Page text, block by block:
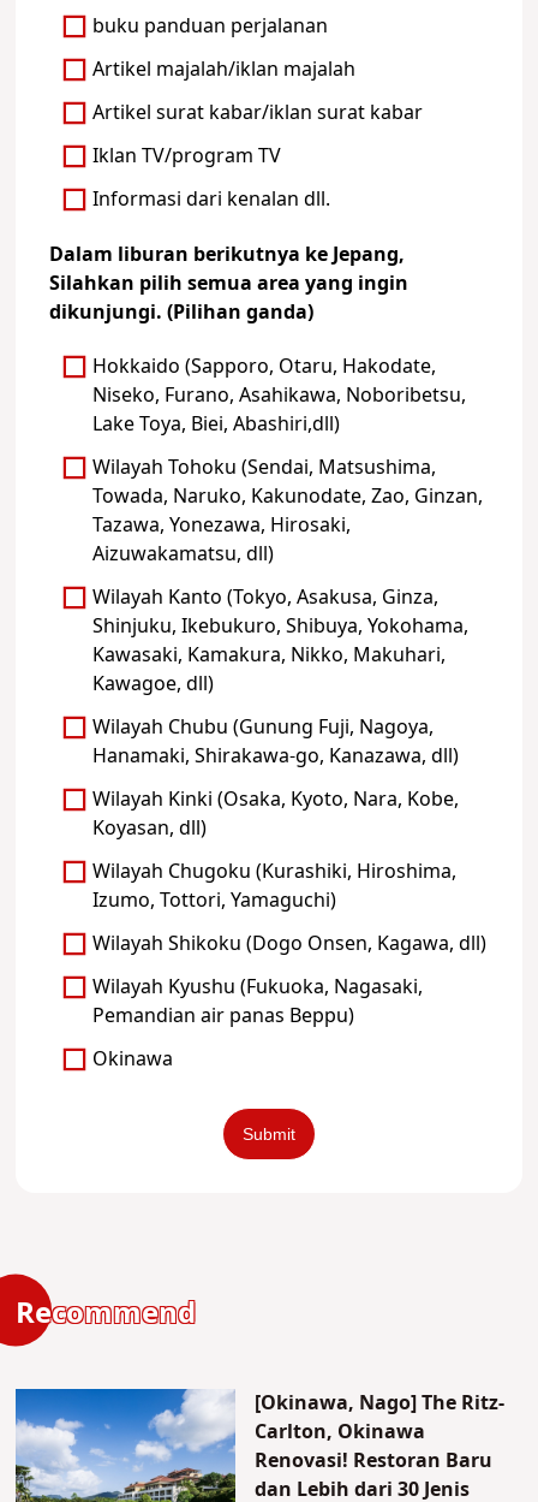
buku panduan perjalanan
Artikel majalah/iklan majalah
Artikel surat kabar/iklan surat kabar
Iklan TV/program TV
Informasi dari kenalan dll.
Dalam liburan berikutnya ke Jepang,
Silahkan pilih semua area yang ingin
dikunjungi. (Pilihan ganda)
Hokkaido (Sapporo, Otaru, Hakodate,
Niseko, Furano, Asahikawa, Noboribetsu,
Lake Toya, Biei, Abashiri,dll)
Wilayah Tohoku (Sendai, Matsushima,
Towada, Naruko, Kakunodate, Zao, Ginzan,
Tazawa, Yonezawa, Hirosaki,
Aizuwakamatsu, dll)
Wilayah Kanto (Tokyo, Asakusa, Ginza,
Shinjuku, Ikebukuro, Shibuya, Yokohama,
Kawasaki, Kamakura, Nikko, Makuhari,
Kawagoe, dll)
Wilayah Chubu (Gunung Fuji, Nagoya,
Hanamaki, Shirakawa-go, Kanazawa, dll)
Wilayah Kinki (Osaka, Kyoto, Nara, Kobe,
Koyasan, dll)
Wilayah Chugoku (Kurashiki, Hiroshima,
Izumo, Tottori, Yamaguchi)
Wilayah Shikoku (Dogo Onsen, Kagawa, dll)
Wilayah Kyushu (Fukuoka, Nagasaki,
Pemandian air panas Beppu)
Okinawa
Recommend
[Okinawa, Nago] The Ritz-
Carlton, Okinawa
Renovasi! Restoran Baru
dan Lebih dari 30 Jenis